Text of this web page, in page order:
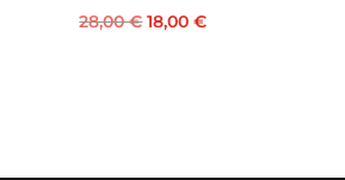
28,00€ Il
18,00€Il